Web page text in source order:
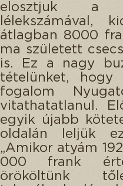
elosztjuk a
lélekszámával,
átlagban 8000
ma született
is. Ez a nagy
tételünket, hogy
fogalom
vitathatatlanul.
egyik újabb
oldalán leljük
„Amikor atyám
000 frank
örököltünk